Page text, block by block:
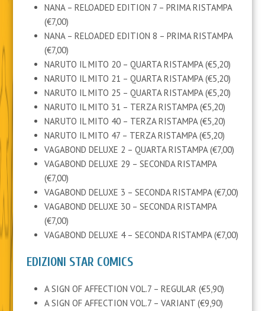
NANA – RELOADED EDITION 7 – PRIMA RISTAMPA
(€7,00)
NANA – RELOADED EDITION 8 – PRIMA RISTAMPA
(€7,00)
NARUTO IL MITO 20 – QUARTA RISTAMPA (€5,20)
NARUTO IL MITO 21 – QUARTA RISTAMPA (€5,20)
NARUTO IL MITO 25 – QUARTA RISTAMPA (€5,20)
NARUTO IL MITO 31 – TERZA RISTAMPA (€5,20)
NARUTO IL MITO 40 – TERZA RISTAMPA (€5,20)
NARUTO IL MITO 47 – TERZA RISTAMPA (€5,20)
VAGABOND DELUXE 2 – QUARTA RISTAMPA (€7,00)
VAGABOND DELUXE 29 – SECONDA RISTAMPA
(€7,00)
VAGABOND DELUXE 3 – SECONDA RISTAMPA (€7,00)
VAGABOND DELUXE 30 – SECONDA RISTAMPA
(€7,00)
VAGABOND DELUXE 4 – SECONDA RISTAMPA (€7,00)
EDIZIONI STAR COMICS
A SIGN OF AFFECTION VOL.7 – REGULAR (€5,90)
A SIGN OF AFFECTION VOL.7 – VARIANT (€9,90)